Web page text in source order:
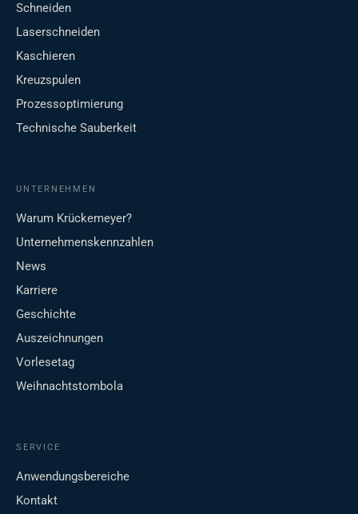
Schneiden
Laserschneiden
Kaschieren
Kreuzspulen
Prozessoptimierung
Technische Sauberkeit
UNTERNEHMEN
Warum Krückemeyer?
Unternehmenskennzahlen
News
Karriere
Geschichte
Auszeichnungen
Vorlesetag
Weihnachtstombola
SERVICE
Anwendungsbereiche
Kontakt